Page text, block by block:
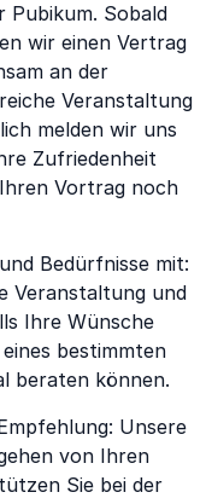
Pubikum. Sobald
wir einen Vertrag
an der
Veranstaltung
melden wir uns
Zufriedenheit
Vortrag noch
Bedürfnisse mit:
Veranstaltung und
Ihre Wünsche
bestimmten
beraten können.
Unsere
von Ihren
Sie bei der